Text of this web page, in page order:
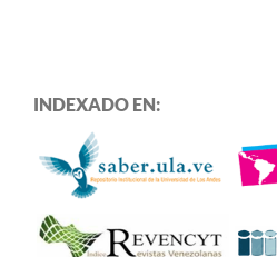
INDEXADO EN: